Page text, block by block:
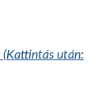
(Kattintás után: